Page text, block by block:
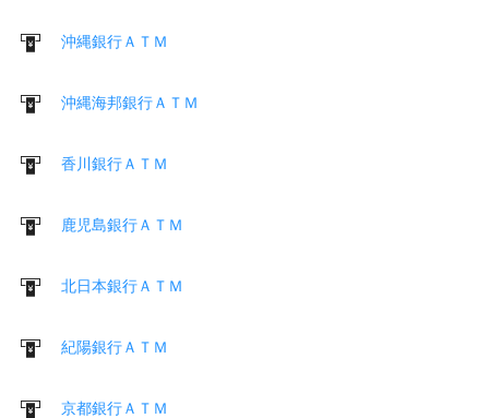
沖縄銀行ＡＴＭ
沖縄海邦銀行ＡＴＭ
香川銀行ＡＴＭ
鹿児島銀行ＡＴＭ
北日本銀行ＡＴＭ
紀陽銀行ＡＴＭ
京都銀行ＡＴＭ